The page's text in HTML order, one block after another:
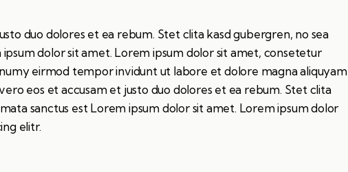
duo dolores et ea rebum. Stet clita kasd gubergren, no sea
dolor sit amet. Lorem ipsum dolor sit amet, consetetur
eirmod tempor invidunt ut labore et dolore magna aliquyam
eos et accusam et justo duo dolores et ea rebum. Stet clita
sanctus est Lorem ipsum dolor sit amet. Lorem ipsum dolor
elitr.